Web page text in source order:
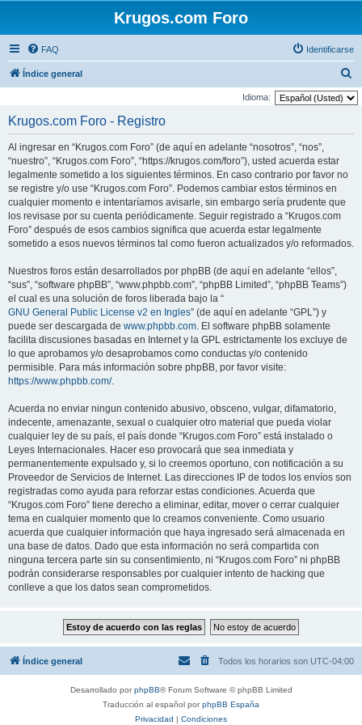
Krugos.com Foro
FAQ Identificarse
Índice general
u
Idioma:
Krugos.com Foro - Registro
Al ingresar en “Krugos.com Foro” (de aquí en adelante “nosotros”, “nos”,
“nuestro”, “Krugos.com Foro”, “https://krugos.com/foro”), usted acuerda estar
legalmente sometido a los siguientes términos. En caso contrario por favor no
se registre y/o use “Krugos.com Foro”. Podemos cambiar estos términos en
cualquier momento e intentaríamos avisarle, sin embargo sería prudente que
los revisase por su cuenta periódicamente. Seguir registrado a “Krugos.com
Foro” después de esos cambios significa que acuerda estar legalmente
sometido a esos nuevos términos tal como fueron actualizados y/o reformados.
Nuestros foros están desarrollados por phpBB (de aquí en adelante “ellos”,
“sus”, “software phpBB”, “www.phpbb.com”, “phpBB Limited”, “phpBB Teams”)
el cual es una solución de foros liberada bajo la “
GNU General Public License v2 en Ingles” (de aquí en adelante “GPL”) y
puede ser descargada de www.phpbb.com. El software phpBB solamente
facilita discusiones basadas en Internet y la GPL estrictamente los excluye de
lo que aprobamos y/o desaprobamos como conductas y/o contenido
permisible. Para más información sobre phpBB, por favor visite:
https://www.phpbb.com/.
Acuerda no enviar ningun contenido abusivo, obsceno, vulgar, difamatorio,
indecente, amenazante, sexual o cualquier otro material que pueda violar
cualquier ley de su país, el país donde “Krugos.com Foro” está instalado o
Leyes Internacionales. Hacer eso provocará que sea inmediata y
permanentemente expulsado y, si lo creemos oportuno, con notificación a su
Proveedor de Servicios de Internet. Las direcciones IP de todos los envíos son
registradas como ayuda para reforzar estas condiciones. Acuerda que
“Krugos.com Foro” tiene derecho a eliminar, editar, mover o cerrar cualquier
tema en cualquier momento que lo creamos conveniente. Como usuario
acuerda que cualquier información que haya ingresado será almacenada en
una base de datos. Dado que esta información no será compartida con
ninguna tercera parte sin su consentimiento, ni “Krugos.com Foro” ni phpBB
podrán considerarse responsables por cualquier intento de hacking que
conlleve a que los datos sean comprometidos.
Índice general Todos los horarios son UTC-04:00
Desarrollado porphpBB® Forum Software © phpBB Limited
Traducción al español porphpBB España
Privacidad | Condiciones